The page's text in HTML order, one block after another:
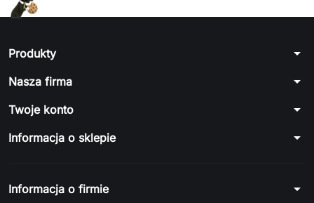
Produkty arrow_drop_down
Nasza firma arrow_drop_down
Twoje konto arrow_drop_down
Informacja o sklepie arrow_drop_down
Informacja o firmie arrow_drop_down